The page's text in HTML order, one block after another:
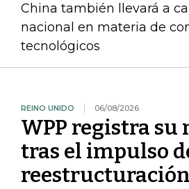
China también llevará a
nacional en materia de
tecnológicos
REINO UNIDO 06/08/2026
WPP registra
tras el impulso
reestructuración